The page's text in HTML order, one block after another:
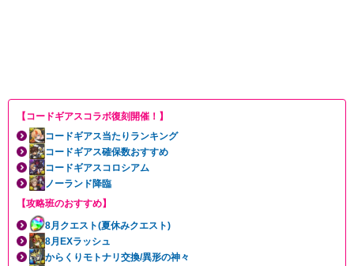
【コードギアスコラボ復刻開催！】
コードギアス当たりランキング
コードギアス確保数おすすめ
コードギアスコロシアム
ノーランド降臨
【攻略班のおすすめ】
8月クエスト(夏休みクエスト)
8月EXラッシュ
からくりモトナリ交換/異形の神々